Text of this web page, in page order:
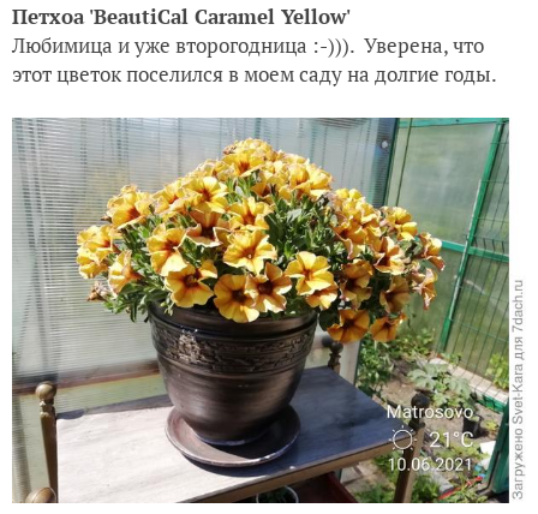
Петхоа 'BeautiCal Caramel Yellow'
Любимица и уже второгодница :-))). Уверена, что
этот цветок поселился в моем саду на долгие годы.